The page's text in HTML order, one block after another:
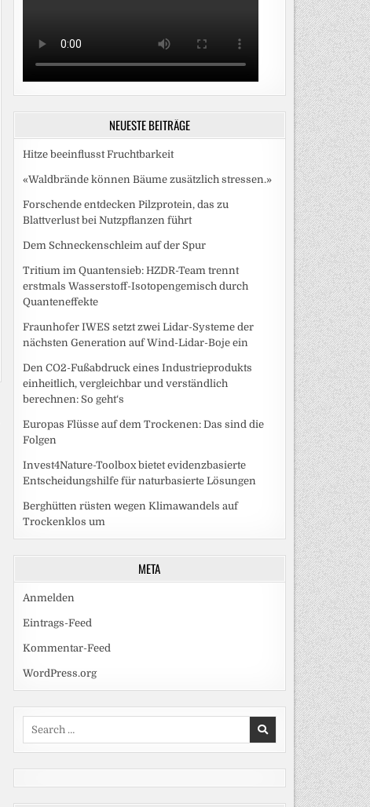
NEUESTE BEITRÄGE
Hitze beeinflusst Fruchtbarkeit
«Waldbrände können Bäume zusätzlich stressen.»
Forschende entdecken Pilzprotein, das zu
Blattverlust bei Nutzpflanzen führt
Dem Schneckenschleim auf der Spur
Tritium im Quantensieb: HZDR-Team trennt
erstmals Wasserstoff-Isotopengemisch durch
Quanteneffekte
Fraunhofer IWES setzt zwei Lidar-Systeme der
nächsten Generation auf Wind-Lidar-Boje ein
Den CO2-Fußabdruck eines Industrieprodukts
einheitlich, vergleichbar und verständlich
berechnen: So geht‘s
Europas Flüsse auf dem Trockenen: Das sind die
Folgen
Invest4Nature-Toolbox bietet evidenzbasierte
Entscheidungshilfe für naturbasierte Lösungen
Berghütten rüsten wegen Klimawandels auf
Trockenklos um
META
Anmelden
Eintrags-Feed
Kommentar-Feed
WordPress.org